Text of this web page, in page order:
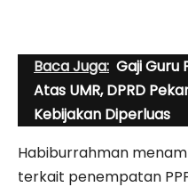
Baca Juga: Gaji Guru
Atas UMR, DPRD
Kebijakan Diperluas
Habiburrahman
terkait penempatan